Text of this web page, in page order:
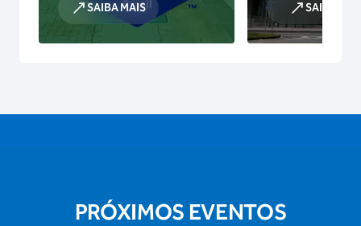
SAIBA MAIS SAIBA
PRÓXIMOS EVENTOS